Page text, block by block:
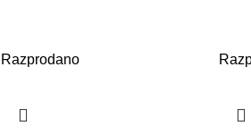
Razprodano